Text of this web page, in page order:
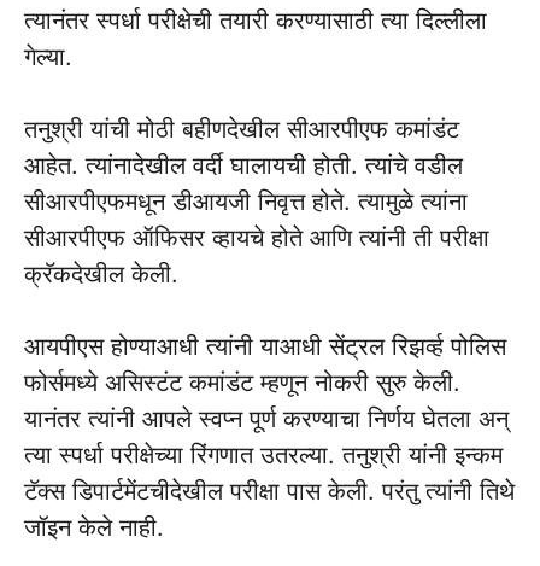
त्यानंतर स्पर्धा परीक्षेची तयारी करण्यासाठी त्या दिल्लीला
गेल्या.
तनुश्री यांची मोठी बहीणदेखील सीआरपीएफ कमांडंट
आहेत. त्यांनादेखील वर्दी घालायची होती. त्यांचे वडील
सीआरपीएफमधून डीआयजी निवृत्त होते. त्यामुळे त्यांना
सीआरपीएफ ऑफिसर व्हायचे होते आणि त्यांनी ती परीक्षा
क्रॅकदेखील केली.
आयपीएस होण्याआधी त्यांनी याआधी सेंट्रल रिझर्व्ह पोलिस
फोर्समध्ये असिस्टंट कमांडंट म्हणून नोकरी सुरु केली.
यानंतर त्यांनी आपले स्वप्न पूर्ण करण्याचा निर्णय घेतला अन्
त्या स्पर्धा परीक्षेच्या रिंगणात उतरल्या. तनुश्री यांनी इन्कम
टॅक्स डिपार्टमेंटचीदेखील परीक्षा पास केली. परंतु त्यांनी तिथे
जॉइन केले नाही.